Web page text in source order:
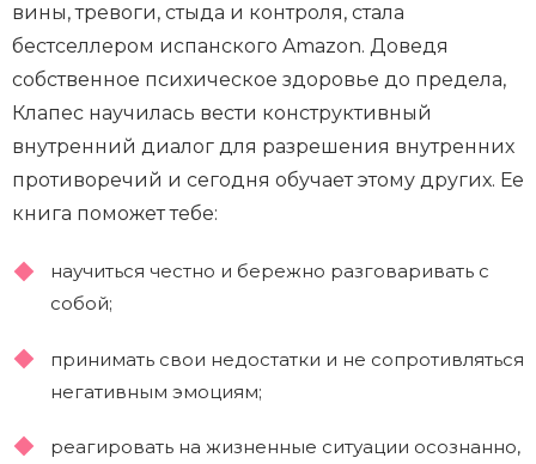
вины, тревоги, стыда и контроля, стала
бестселлером испанского Amazon. Доведя
собственное психическое здоровье до предела,
Клапес научилась вести конструктивный
внутренний диалог для разрешения внутренних
противоречий и сегодня обучает этому других. Ее
книга поможет тебе:
научиться честно и бережно разговаривать с
собой;
принимать свои недостатки и не сопротивляться
негативным эмоциям;
реагировать на жизненные ситуации осознанно,